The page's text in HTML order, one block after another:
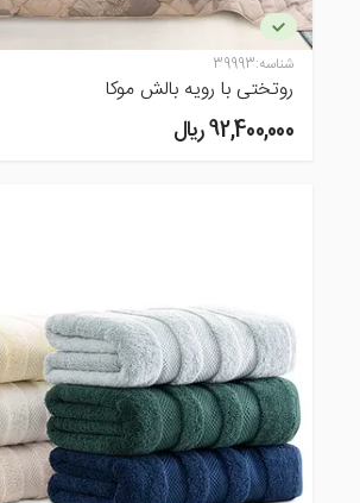
شناسه:39993
روتختی با رویه بالش موکا
92,400,000 ريال